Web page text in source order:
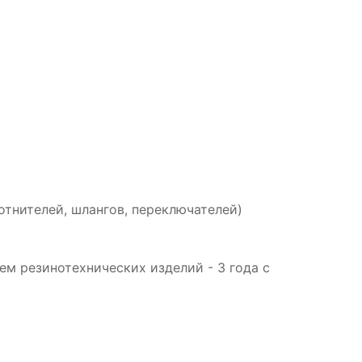
шлангов, переключателей)
резинотехнических изделий - 3 года с